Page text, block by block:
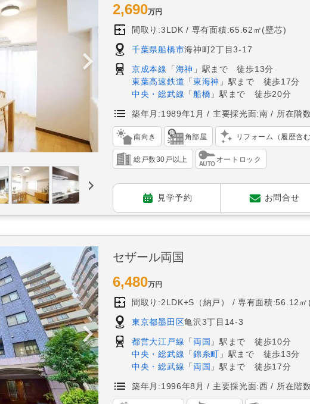
2,690万円
間取り:3LDK 専有面積:65.62㎡(壁芯)
千葉県船橋市海神町2丁目3-17
京成本線 「 海神 」駅まで 徒歩13分
東葉高速鉄道 「 東海神 」駅まで 徒歩17分
中央・総武線 「 船橋 」駅まで 徒歩20分
築年月:1989年1月 主要採光面:南 所在階
南向き 角部屋 リフォーム（履歴含む
総戸数30戸以上 オートロック
見学予約 お問合せ
セザール両国
6,480万円
間取り:2LDK+S（納戸） 専有面積:56.12㎡
東京都墨田区亀沢3丁目14-3
都営大江戸線 「 両国 」駅まで 徒歩10分
中央・総武線 「 錦糸町 」駅まで 徒歩13分
中央・総武線 「 両国 」駅まで 徒歩17分
築年月:1996年8月 主要採光面:西 所在階